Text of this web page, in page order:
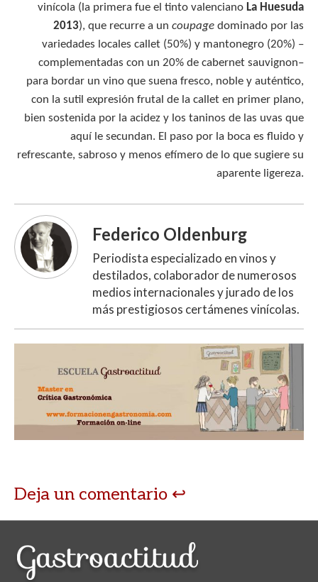
vinícola (la primera fue el tinto valenciano La Huesuda
2013), que recurre a un coupage dominado por las
variedades locales callet (50%) y mantonegro (20%) –
complementadas con un 20% de cabernet sauvignon–
para bordar un vino que suena fresco, noble y auténtico,
con la sutil expresión frutal de la callet en primer plano,
bien sostenida por la acidez y los taninos de las uvas que
aquí le secundan. El paso por la boca es fluido y
refrescante, sabroso y menos efímero de lo que sugiere su
aparente ligereza.
Federico Oldenburg
Periodista especializado en vinos y
destilados, colaborador de numerosos
medios internacionales y jurado de los
más prestigiosos certámenes vinícolas.
Deja un comentario